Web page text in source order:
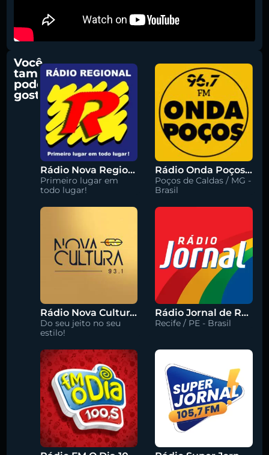
Você
também
pode
gostar
Rádio Nova Regional 91.5 FM
Primeiro lugar em
todo lugar!
Rádio Onda Poços 96.7 FM
Poços de Caldas / MG -
Brasil
Rádio Nova Cultura 93.1 FM
Do seu jeito no seu
estilo!
Rádio Jornal de Recife 90.3 FM
Recife / PE - Brasil